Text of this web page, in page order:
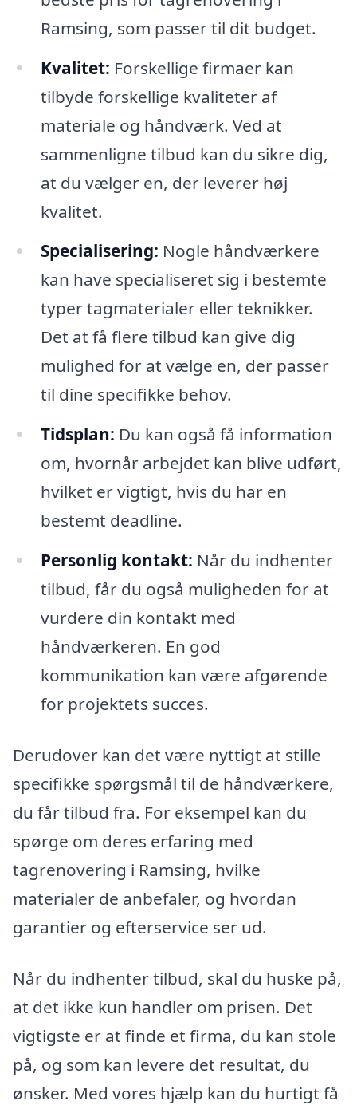
Ramsing, som passer til dit budget.
Kvalitet: Forskellige firmaer kan
tilbyde forskellige kvaliteter af
materiale og håndværk. Ved at
sammenligne tilbud kan du sikre dig,
at du vælger en, der leverer høj
kvalitet.
Specialisering: Nogle håndværkere
kan have specialiseret sig i bestemte
typer tagmaterialer eller teknikker.
Det at få flere tilbud kan give dig
mulighed for at vælge en, der passer
til dine specifikke behov.
Tidsplan: Du kan også få information
om, hvornår arbejdet kan blive udført,
hvilket er vigtigt, hvis du har en
bestemt deadline.
Personlig kontakt: Når du indhenter
tilbud, får du også muligheden for at
vurdere din kontakt med
håndværkeren. En god
kommunikation kan være afgørende
for projektets succes.
Derudover kan det være nyttigt at stille
specifikke spørgsmål til de håndværkere,
du får tilbud fra. For eksempel kan du
spørge om deres erfaring med
tagrenovering i Ramsing, hvilke
materialer de anbefaler, og hvordan
garantier og efterservice ser ud.
Når du indhenter tilbud, skal du huske på,
at det ikke kun handler om prisen. Det
vigtigste er at finde et firma, du kan stole
på, og som kan levere det resultat, du
ønsker. Med vores hjælp kan du hurtigt få